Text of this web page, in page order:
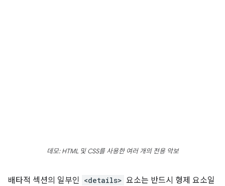
데모: HTML 및 CSS를 사용한 여러 개의 전용 악보
배타적 섹션의 일부인 <details> 요소는 반드시 형제 요소일